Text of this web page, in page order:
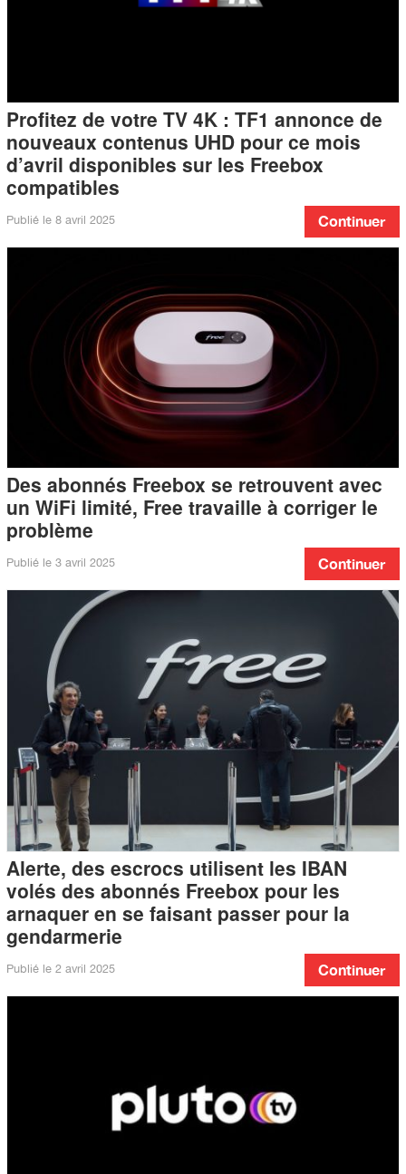
Profitez de votre TV 4K : TF1 annonce de
nouveaux contenus UHD pour ce mois
d’avril disponibles sur les Freebox
compatibles
Continuer
Publié le 8 avril 2025
Des abonnés Freebox se retrouvent avec
un WiFi limité, Free travaille à corriger le
problème
Continuer
Publié le 3 avril 2025
Alerte, des escrocs utilisent les IBAN
volés des abonnés Freebox pour les
arnaquer en se faisant passer pour la
gendarmerie
Continuer
Publié le 2 avril 2025